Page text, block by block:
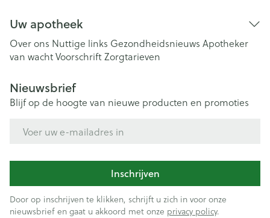
Uw apotheek
Over ons Nuttige links Gezondheidsnieuws Apotheker
van wachtVoorschriftZorgtarieven
Nieuwsbrief
Blijf op de hoogte van nieuwe producten en promoties
Inschrijven
Door op inschrijven te klikken, schrijft u zich in voor onze
nieuwsbrief en gaat u akkoord met onze privacy policy.